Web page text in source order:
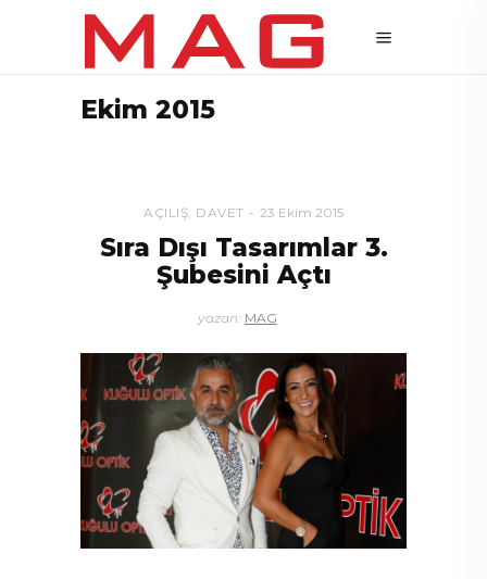
Ekim 2015
AÇILIŞ, DAVET 23 Ekim 2015
Sıra Dışı Tasarımlar 3.
Şubesini Açtı
yazan: MAG